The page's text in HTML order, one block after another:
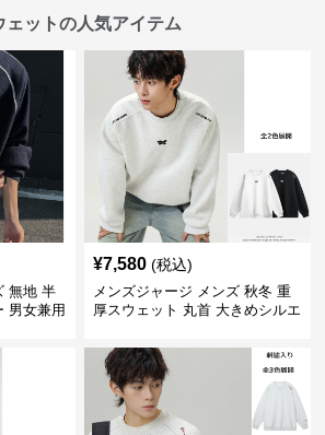
ェットの人気アイテム
無地 半
男女兼用
¥7,580 (税込)
メンズジャージ メンズ 秋冬 重
厚スウェット 丸首 大きめシルエ